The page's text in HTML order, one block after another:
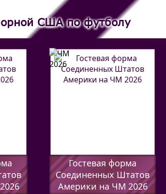
США по футболу
Гостевая форма
Соединенных Штатов
Америки на ЧМ 2026